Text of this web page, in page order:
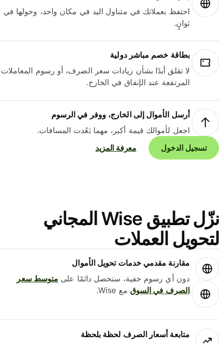
احتفظ بعملاتك في متناول اليد في مكان واحد، وحولها في
ثوانٍ.
بطاقة خصم مباشر دولية
لا تقلق أبدًا بشأن زيادات سعر الصرف، أو رسوم المعاملات
المرتفعة عند الإنفاق في الخارج.
أرسل الأموال إلى الخارج، ووفر في الرسوم
اجعل لأموالك قيمة أكبر، مهما بَعُدت المسافات.
تسجيل الدخول
معرفة المزيد
نزّل تطبيق Wise المجاني
العملات
مقارنة مقدمي خدمات تحويل الأموال
دون أي رسوم خفية، ستحصل دائمًا علىمتوسط ​​سعر
الصرف في السوقمع Wise.
متابعة أسعار الصرف لحظة بلحظة